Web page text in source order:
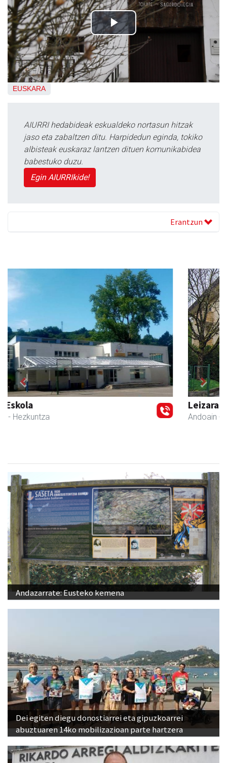
EUSKARA
AIURRI hedabideak eskualdeko nortasun hitzak
jaso eta zabaltzen ditu. Harpidedun eginda, tokiko
albisteak euskaraz lantzen dituen komunikabidea
babestuko duzu.
Egin AIURRIkide!
Erantzun
Leizaran Institutua
Andoain - Hezkuntza
Previous Next
Andazarrate: Eusteko kemena
Dei egiten diegu donostiarrei eta gipuzkoarrei
abuztuaren 14ko mobilizazioan parte hartzera